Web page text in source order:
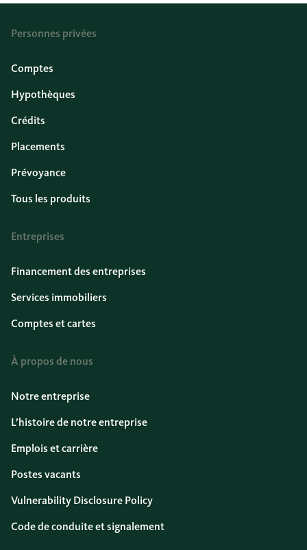
Personnes privées
Comptes
Hypothèques
Crédits
Placements
Prévoyance
Tous les produits
Entreprises
Financement des entreprises
Services immobiliers
Comptes et cartes
À propos de nous
Notre entreprise
L’histoire de notre entreprise
Emplois et carrière
Postes vacants
Vulnerability Disclosure Policy
Code de conduite et signalement